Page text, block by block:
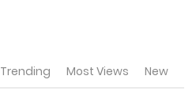
Trending Most Views New